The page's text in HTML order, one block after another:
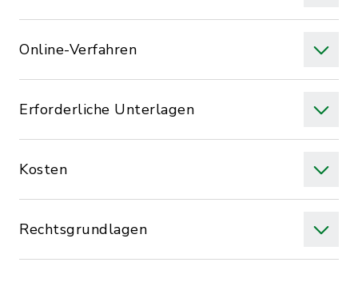
Online-Verfahren
Erforderliche Unterlagen
Kosten
Rechtsgrundlagen